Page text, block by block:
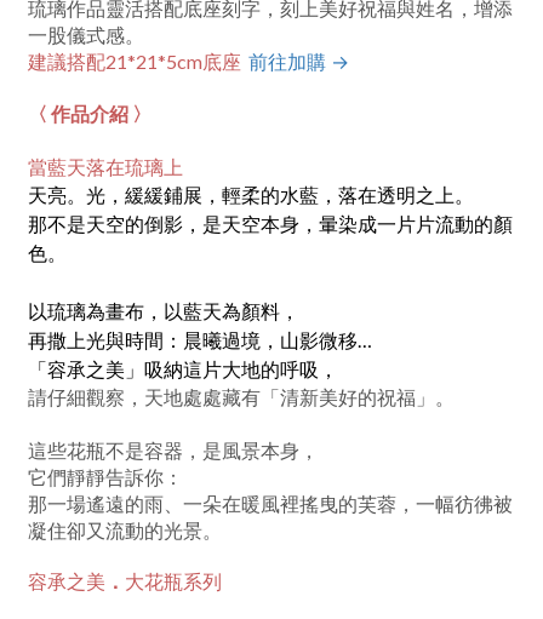
琉璃作品靈活搭配底座刻字，刻上美好祝福與姓名，增添
一股儀式感。
建議搭配21*21*5cm底座 前往加購 →
〈 作品介紹 〉
當藍天落在琉璃上
天亮。光，緩緩鋪展，輕柔的水藍，落在透明之上。
那不是天空的倒影，是天空本身，暈染成一片片流動的顏
色。
以琉璃為畫布，以藍天為顏料，
再撒上光與時間：晨曦過境，山影微移…
「容承之美」吸納這片大地的呼吸，
請仔細觀察，天地處處藏有「清新美好的祝福」。
這些花瓶不是容器，是風景本身，
它們靜靜告訴你：
那一場遙遠的雨、一朵在暖風裡搖曳的芙蓉，一幅彷彿被
凝住卻又流動的光景。
容承之美 ． 大花瓶系列